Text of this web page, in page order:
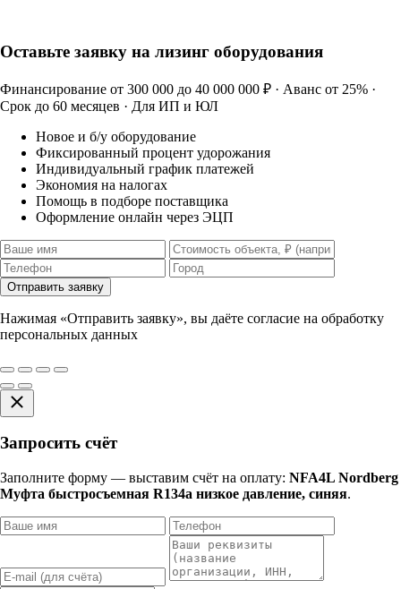
Оставьте заявку на лизинг оборудования
Финансирование от 300 000 до 40 000 000 ₽ · Аванс от 25% ·
Срок до 60 месяцев · Для ИП и ЮЛ
Новое и б/у оборудование
Фиксированный процент удорожания
Индивидуальный график платежей
Экономия на налогах
Помощь в подборе поставщика
Оформление онлайн через ЭЦП
Отправить заявку
Нажимая «Отправить заявку», вы даёте согласие на обработку
персональных данных
Запросить счёт
Заполните форму — выставим счёт на оплату: NFA4L Nordberg
Муфта быстросъемная R134a низкое давление, синяя.